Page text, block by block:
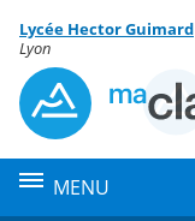
Menu de la rubrique
Contenu
Lycée Hector Guimard
Lyon
MENU